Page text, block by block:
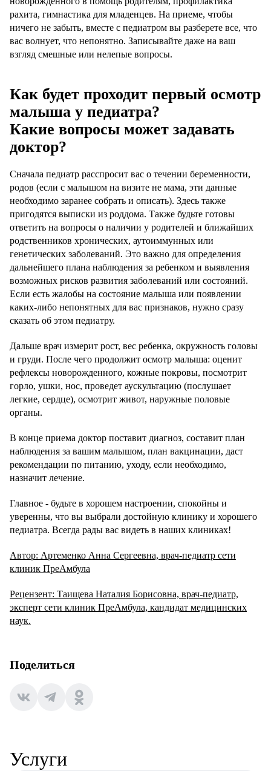
рахита, гимнастика для младенцев. На приеме, чтобы
ничего не забыть, вместе с педиатром вы разберете все, что
вас волнует, что непонятно. Записывайте даже на ваш
взгляд смешные или нелепые вопросы.
Как будет проходит первый осмотр
малыша у педиатра?
Какие вопросы может задавать
доктор?
Сначала педиатр расспросит вас о течении беременности,
родов (если с малышом на визите не мама, эти данные
необходимо заранее собрать и описать). Здесь также
пригодятся выписки из роддома. Также будьте готовы
ответить на вопросы о наличии у родителей и ближайших
родственников хронических, аутоиммунных или
генетических заболеваний. Это важно для определения
дальнейшего плана наблюдения за ребенком и выявления
возможных рисков развития заболеваний или состояний.
Если есть жалобы на состояние малыша или появлении
каких-либо непонятных для вас признаков, нужно сразу
сказать об этом педиатру.
Дальше врач измерит рост, вес ребенка, окружность головы
и груди. После чего продолжит осмотр малыша: оценит
рефлексы новорожденного, кожные покровы, посмотрит
горло, ушки, нос, проведет аускультацию (послушает
легкие, сердце), осмотрит живот, наружные половые
органы.
В конце приема доктор поставит диагноз, составит план
наблюдения за вашим малышом, план вакцинации, даст
рекомендации по питанию, уходу, если необходимо,
назначит лечение.
Главное - будьте в хорошем настроении, спокойны и
уверенны, что вы выбрали достойную клинику и хорошего
педиатра. Всегда рады вас видеть в наших клиниках!
Автор: Артеменко Анна Сергеевна, врач-педиатр сети
клиник ПреАмбула
Рецензент: Таищева Наталия Борисовна, врач-педиатр,
эксперт сети клиник ПреАмбула, кандидат медицинских
наук.
Поделиться
Услуги